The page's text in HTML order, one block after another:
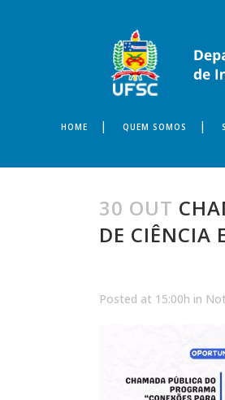
HOME QUEM SOMOS
30 OUT
DE CIÊNCIA
Posted at 15:00h in